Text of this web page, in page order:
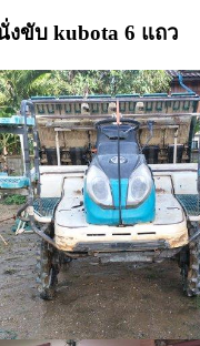
ขับ kubota 6 แถว